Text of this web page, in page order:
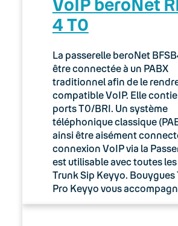
4 T0
La passerelle beroNet
être connectée à un PABX
traditionnel afin de le
compatible VoIP. Elle
ports T0/BRI. Un système
téléphonique classique
ainsi être aisément
connexion VoIP via la
est utilisable avec toutes
Trunk Sip Keyyo. Bouygues
Pro Keyyo vous